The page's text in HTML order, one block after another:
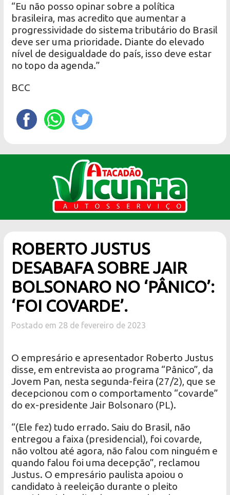
“Eu não posso opinar sobre a política
brasileira, mas acredito que aumentar a
progressividade do sistema tributário do Brasil
deve ser uma prioridade. Diante do elevado
nível de desigualdade do país, isso deve estar
no topo da agenda.”
BCC
ROBERTO JUSTUS
DESABAFA SOBRE JAIR
BOLSONARO NO ‘PÂNICO’:
‘FOI COVARDE’.
Postado em 28 de fevereiro de 2023
O empresário e apresentador Roberto Justus
disse, em entrevista ao programa “Pânico”, da
Jovem Pan, nesta segunda-feira (27/2), que se
decepcionou com o comportamento “covarde”
do ex-presidente Jair Bolsonaro (PL).
“(Ele fez) tudo errado. Saiu do Brasil, não
entregou a faixa (presidencial), foi covarde,
não voltou até agora, não falou com ninguém e
quando falou foi uma decepção”, reclamou
Justus. O empresário paulista apoiou o
candidato à reeleição durante o pleito